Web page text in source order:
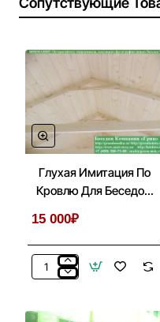
Глухая Имитация По
Кровлю Для Беседок,
15 000₽
Глухая
Кровлю